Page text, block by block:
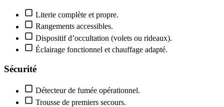
Literie complète et propre.
Rangements accessibles.
Dispositif d’occultation (volets ou rideaux).
Éclairage fonctionnel et chauffage adapté.
Sécurité
Détecteur de fumée opérationnel.
Trousse de premiers secours.